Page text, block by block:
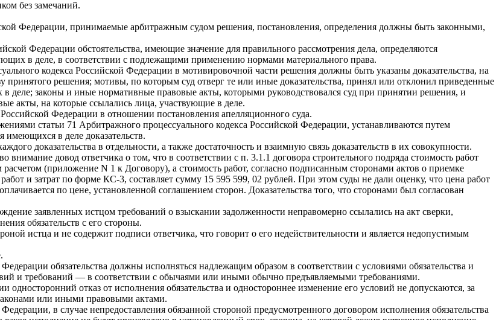
без замечаний.
Федерации, принимаемые арбитражным судом решения, постановления, определения должны быть законными,
Федерации обстоятельства, имеющие значение для правильного рассмотрения дела, определяются
в деле, в соответствии с подлежащими применению нормами материального права.
кодекса Российской Федерации в мотивировочной части решения должны быть указаны доказательства, на
принятого решения; мотивы, по которым суд отверг те или иные доказательства, принял или отклонил приведенные
деле; законы и иные нормативные правовые акты, которыми руководствовался суд при принятии решения, и
акты, на которые ссылались лица, участвующие в деле.
Федерации в отношении постановления апелляционного суда.
статьи 71 Арбитражного процессуального кодекса Российской Федерации, устанавливаются путем
имеющихся в деле доказательств.
доказательства в отдельности, а также достаточность и взаимную связь доказательств в их совокупности.
довод ответчика о том, что в соответствии с п. 3.1.1 договора строительного подряда стоимость работ
(приложение N 1 к Договору), а стоимость работ, согласно подписанным сторонами актов о приемке
и затрат по форме КС-3, составляет сумму 15 595 599, 02 рублей. При этом суды не дали оценку, что цена работ
по цене, установленной соглашением сторон. Доказательства того, что сторонами был согласован
заявленных истцом требований о взыскании задолженности неправомерно ссылались на акт сверки,
обязательств с его стороны.
истца и не содержит подписи ответчика, что говорит о его недействительности и является недопустимым
обязательства должны исполняться надлежащим образом в соответствии с условиями обязательства и
и требований — в соответствии с обычаями или иными обычно предъявляемыми требованиями.
односторонний отказ от исполнения обязательства и одностороннее изменение его условий не допускаются, за
или иными правовыми актами.
в случае непредоставления обязанной стороной предусмотренного договором исполнения обязательства